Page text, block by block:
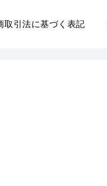
取引法に基づく表記